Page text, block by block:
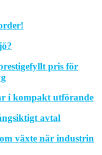
pris för
i kompakt utförande
avtal
växte när industrin